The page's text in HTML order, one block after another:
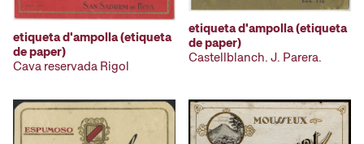
etiqueta d'ampolla (etiqueta
de paper)
Cava reservada Rigol
etiqueta d'ampolla (etiqueta
de paper)
Castellblanch. J. Parera.